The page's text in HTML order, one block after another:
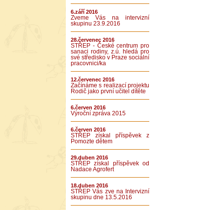
6.září 2016
Zveme Vás na intervizní
skupinu 23.9.2016
28.červenec 2016
STŘEP - České centrum pro
sanaci rodiny, z.ú. hledá pro
své středisko v Praze sociální
pracovnici/ka
12.červenec 2016
Začínáme s realizací projektu
Rodič jako první učitel dítěte
6.červen 2016
Výroční zpráva 2015
6.červen 2016
STŘEP získal příspěvek z
Pomozte dětem
29.duben 2016
STŘEP získal příspěvek od
Nadace Agrofert
18.duben 2016
STŘEP Vás zve na Intervizní
skupinu dne 13.5.2016